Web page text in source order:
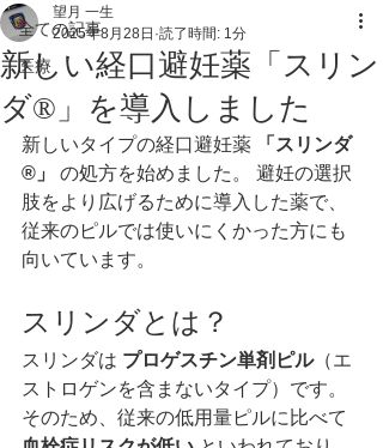
全ての記事
医療
新しい経口避妊薬「スリン
ダ®」を導入しました
望月 一生
2025年8月28日 読了時間: 1分
新しいタイプの経口避妊薬
「スリンダ
®」
の処方を始めました。 避妊の選択
肢をより広げるために導入した薬で、
従来のピルでは使いにくかった方にも
向いています。
スリンダとは？
スリンダは プロゲスチン単剤ピル（エ
ストロゲンを含まないタイプ）です。
そのため、従来の低用量ピルに比べて